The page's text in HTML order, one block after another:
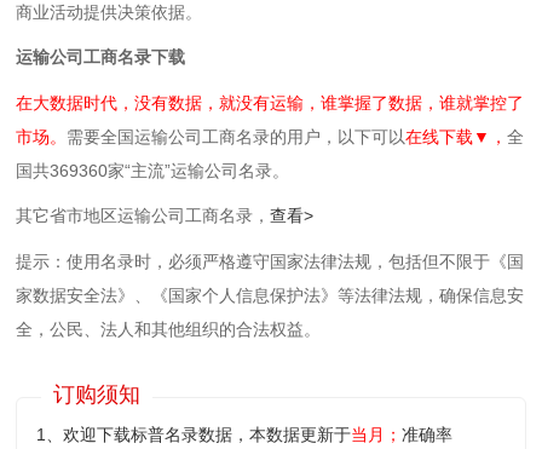
商业活动提供决策依据。
运输公司工商名录下载
在大数据时代，没有数据，就没有运输，谁掌握了数据，谁就掌控了
市场。 需要全国运输公司工商名录的用户，以下可以在线下载▼，全
国共369360家“主流”运输公司名录。
其它省市地区运输公司工商名录，查看>
提示：使用名录时，必须严格遵守国家法律法规，包括但不限于《国
家数据安全法》、《国家个人信息保护法》等‌法律法规，确保信息安
全，公民、法人和其他组织的合法权益。
订购须知
1、欢迎下载标普名录数据，本数据更新于当月；准确率